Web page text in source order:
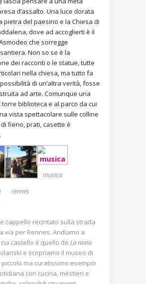
d’assalto. Una luce dorata
pietra del paesino e la Chiesa di
dove ad accoglierti è il
che sorregge
Non so se è la
dei racconti o le statue, tutte
nella chiesa, ma tutto fa
di un’altra verità, fosse
ad arte. Comunque una
biblioteca e al parco da cui
vista spettacolare sulle colline
fieno, prati, casette è
rennes
musica
cappello recintato sulla strada
via per Rennes. Andiamo a
castello è quello de La nona
e scopriamo il museo di
piccolo ma curatissimo esempio
con cucina, mestieri e